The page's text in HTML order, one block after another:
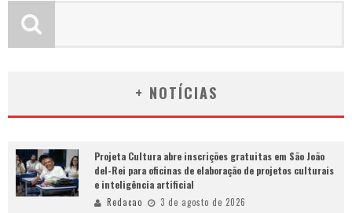
+ NOTÍCIAS
Projeta Cultura abre inscrições gratuitas em São João
del-Rei para oficinas de elaboração de projetos culturais
e inteligência artificial
Redacao 3 de agosto de 2026